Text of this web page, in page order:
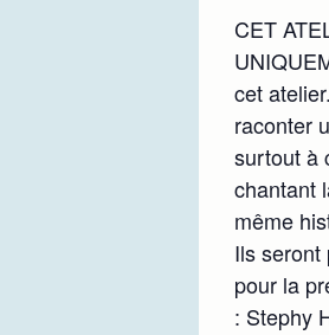
CET
cet
raconter
surtout à
chantant
même
Ils seront
pour la
: Stephy